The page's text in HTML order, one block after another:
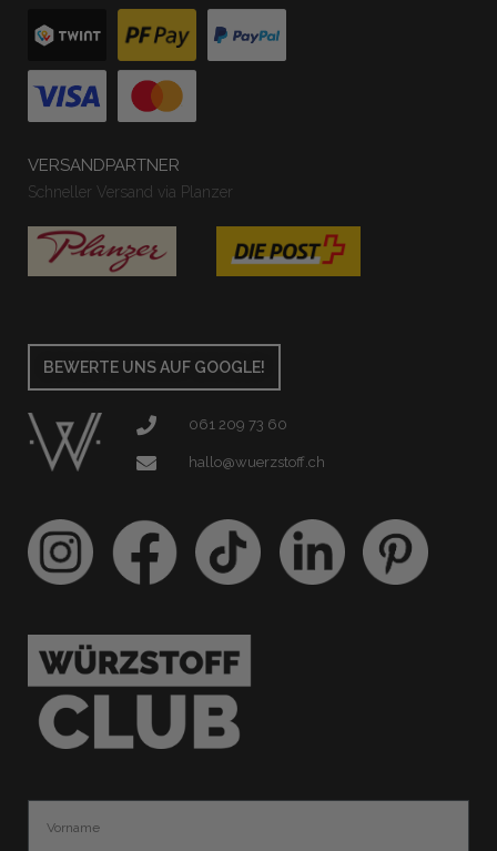
VERSANDPARTNER
Schneller Versand via Planzer
BEWERTE UNS AUF GOOGLE!
061 209 73 60
hallo@wuerzstoff.ch